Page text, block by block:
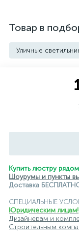
Товар в
Уличные
Купить люстру рядом
Шоурумы и пункты
Доставка
СПЕЦИАЛЬНЫЕ
Юридическим лицам!
Дизайнерам и
Строительным